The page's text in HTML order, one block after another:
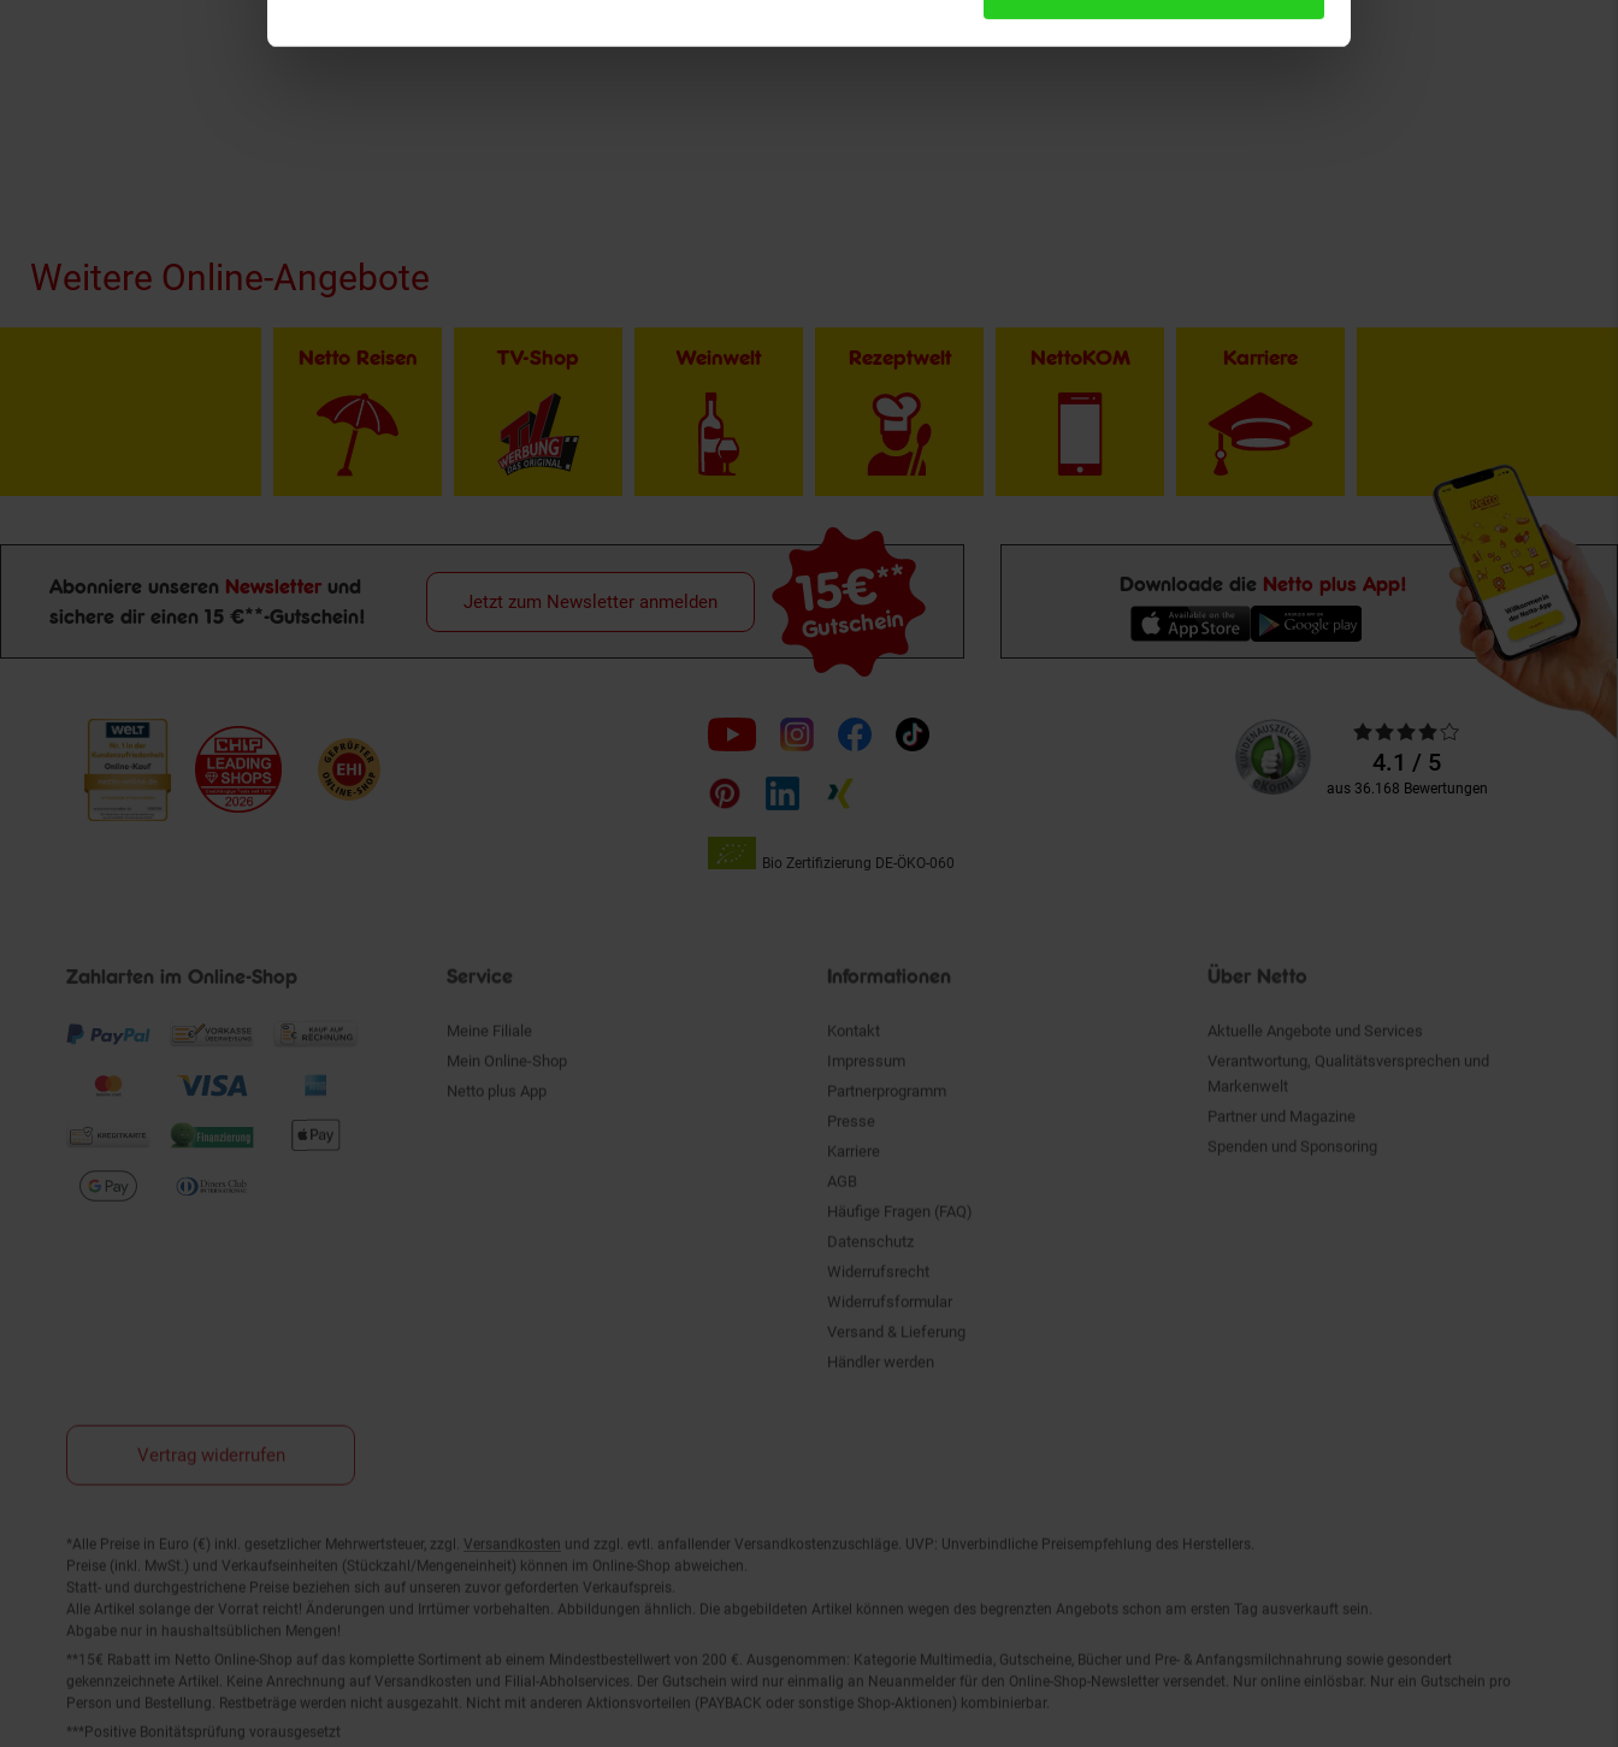
Weitere Online-Angebote
Netto Reisen TV-Shop Weinwelt Rezeptwelt NettoKOM Karriere
Newsletter Anmeldung
Abonniere unseren Newsletter und
sichere dir einen 15 €**-Gutschein!
15€**
Gutschein
Jetzt zum Newsletter anmelden
Downloade die Netto plus App!
Folge
uns
auf
Bio Zertifizierung DE-ÖKO-060
Unsere
Kundenbewertungen
Durchschnittliche
Bewertungen4.1 / 5
aus 36.168 Bewertungen
Mein Online-Shop
Netto plus App
Impressum
Partnerprogramm
Presse
Karriere
AGB
Häufige Fragen (FAQ)
Datenschutz
Widerrufsrecht
Widerrufsformular
Versand & Lieferung
Händler werden
Verantwortung, Qualitätsversprechen und
Markenwelt
Partner und Magazine
Spenden und Sponsoring
Preise (inkl. MwSt.) und Verkaufseinheiten (Stückzahl/Mengeneinheit) können im Online-Shop abweichen.
Statt- und durchgestrichene Preise beziehen sich auf unseren zuvor geforderten Verkaufspreis.
Alle Artikel solange der Vorrat reicht! Änderungen und Irrtümer vorbehalten. Abbildungen ähnlich. Die abgebildeten Artikel können wegen des begrenzten Angebots schon am ersten Tag ausverkauft sein.
Abgabe nur in haushaltsüblichen Mengen!
**15€ Rabatt im Netto Online-Shop auf das komplette Sortiment ab einem Mindestbestellwert von 200 €. Ausgenommen: Kategorie Multimedia, Gutscheine, Bücher und Pre- & Anfangsmilchnahrung sowie gesondert
gekennzeichnete Artikel. Keine Anrechnung auf Versandkosten und Filial-Abholservices. Der Gutschein wird nur einmalig an Neuanmelder für den Online-Shop-Newsletter versendet. Nur online einlösbar. Nur ein Gutschein pro
Person und Bestellung. Restbeträge werden nicht ausgezahlt. Nicht mit anderen Aktionsvorteilen (PAYBACK oder sonstige Shop-Aktionen) kombinierbar.
***Positive Bonitätsprüfung vorausgesetzt
²⁰Filial-Gutschein gratis zu jeder Bestellung dieses Artikels (solange der Vorrat reicht). Versand des Filial-Gutscheins erfolgt 4 Wochen nach Warenanlieferung per Mail. Die Höhe des Filial-Gutscheins ist dem Artikelbild des